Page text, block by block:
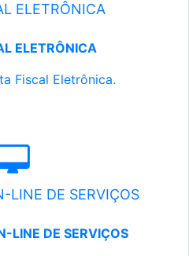
ELETRÔNICA
ELETRÔNICA
Fiscal Eletrônica.
LINE DE SERVIÇOS
LINE DE SERVIÇOS